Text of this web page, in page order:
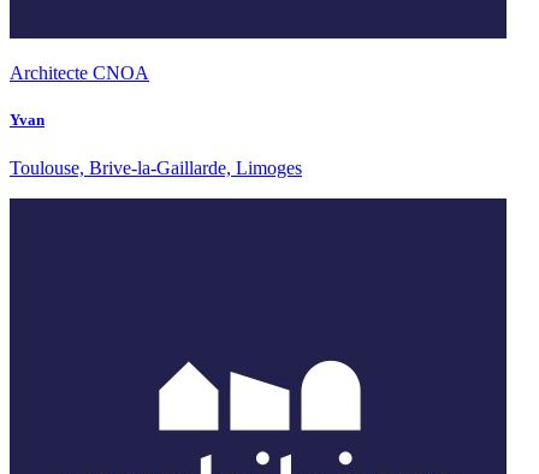
Architecte CNOA
Yvan
Toulouse, Brive-la-Gaillarde, Limoges